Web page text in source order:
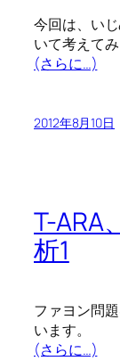
今回は、い
いて考えてみ
(さらに…)
2012年8月10日
T-ARA
析1
ファヨン問
います。
(さらに…)